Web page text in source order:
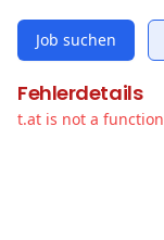
Job suchen
Fehlerdetails
t.at is not a function